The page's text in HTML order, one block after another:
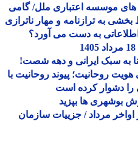
موسسه اعتباری ملل/ گامی
ترازنامه و مهار ناترازی
به دست می آورد؟
سبک ایرانی و دهه شصت!
پیوند روحانیت با
کرده است
ها بپزید
دکتری 1405 در اواخر مرداد / جزییات سازمان